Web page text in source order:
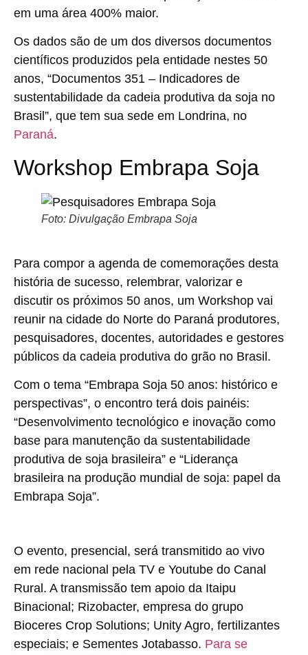
em uma área 400% maior.
Os dados são de um dos diversos documentos
científicos produzidos pela entidade nestes 50
anos, “Documentos 351 – Indicadores de
sustentabilidade da cadeia produtiva da soja no
Brasil”, que tem sua sede em Londrina, no
Paraná.
Workshop Embrapa Soja
Foto: Divulgação Embrapa Soja
Para compor a agenda de comemorações desta
história de sucesso, relembrar, valorizar e
discutir os próximos 50 anos, um Workshop vai
reunir na cidade do Norte do Paraná produtores,
pesquisadores, docentes, autoridades e gestores
públicos da cadeia produtiva do grão no Brasil.
Com o tema “Embrapa Soja 50 anos: histórico e
perspectivas”, o encontro terá dois painéis:
“Desenvolvimento tecnológico e inovação como
base para manutenção da sustentabilidade
produtiva de soja brasileira” e “Liderança
brasileira na produção mundial de soja: papel da
Embrapa Soja”.
O evento, presencial, será transmitido ao vivo
em rede nacional pela TV e Youtube do Canal
Rural. A transmissão tem apoio da Itaipu
Binacional; Rizobacter, empresa do grupo
Bioceres Crop Solutions; Unity Agro, fertilizantes
especiais; e Sementes Jotabasso. Para se